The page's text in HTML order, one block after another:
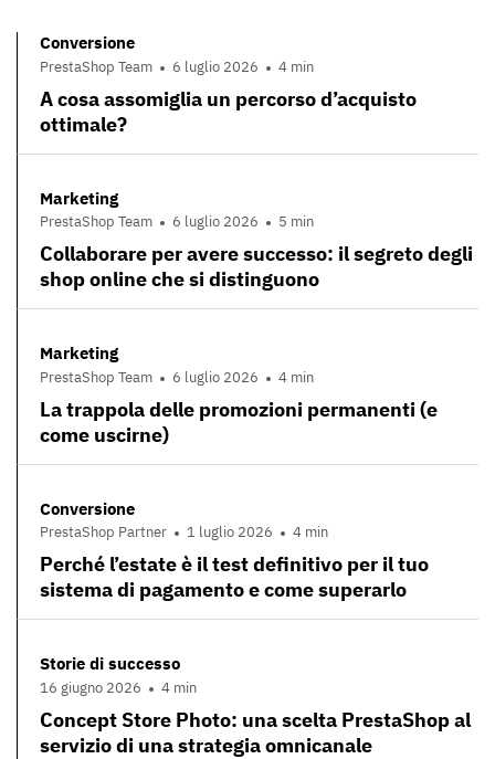
Conversione
PrestaShop Team 6 luglio 2026 4 min
A cosa assomiglia un percorso d’acquisto
ottimale?
Marketing
PrestaShop Team 6 luglio 2026 5 min
Collaborare per avere successo: il segreto degli
shop online che si distinguono
Marketing
PrestaShop Team 6 luglio 2026 4 min
La trappola delle promozioni permanenti (e
come uscirne)
Conversione
PrestaShop Partner 1 luglio 2026 4 min
Perché l’estate è il test definitivo per il tuo
sistema di pagamento e come superarlo
Storie di successo
16 giugno 2026 4 min
Concept Store Photo: una scelta PrestaShop al
servizio di una strategia omnicanale